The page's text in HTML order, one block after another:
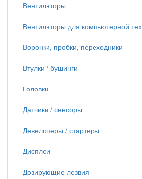
Вентиляторы
Вентиляторы для компьютерной тех
Воронки, пробки, переходники
Втулки / бушинги
Головки
Датчики / сенсоры
Девелоперы / стартеры
Дисплеи
Дозирующие лезвия